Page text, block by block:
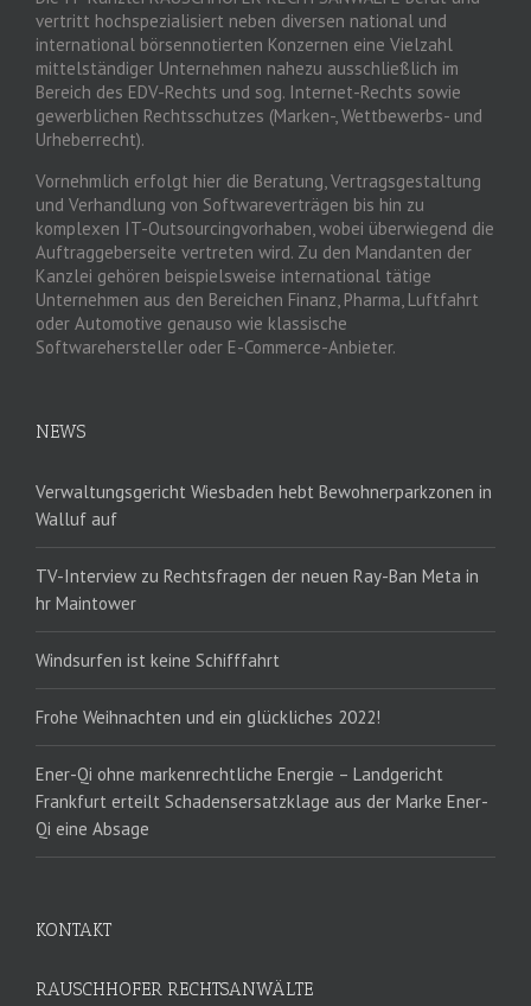
vertritt hochspezialisiert neben diversen national und
international börsennotierten Konzernen eine Vielzahl
mittelständiger Unternehmen nahezu ausschließlich im
Bereich des EDV-Rechts und sog. Internet-Rechts sowie
gewerblichen Rechtsschutzes (Marken-, Wettbewerbs- und
Urheberrecht).
Vornehmlich erfolgt hier die Beratung, Vertragsgestaltung
und Verhandlung von Softwareverträgen bis hin zu
komplexen IT-Outsourcingvorhaben, wobei überwiegend die
Auftraggeberseite vertreten wird. Zu den Mandanten der
Kanzlei gehören beispielsweise international tätige
Unternehmen aus den Bereichen Finanz, Pharma, Luftfahrt
oder Automotive genauso wie klassische
Softwarehersteller oder E-Commerce-Anbieter.
NEWS
Verwaltungsgericht Wiesbaden hebt Bewohnerparkzonen in
Walluf auf
TV-Interview zu Rechtsfragen der neuen Ray-Ban Meta in
hr Maintower
Windsurfen ist keine Schifffahrt
Frohe Weihnachten und ein glückliches 2022!
Ener-Qi ohne markenrechtliche Energie – Landgericht
Frankfurt erteilt Schadensersatzklage aus der Marke Ener-
Qi eine Absage
KONTAKT
RAUSCHHOFER RECHTSANWÄLTE